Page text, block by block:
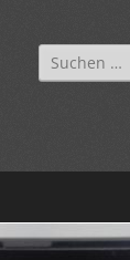
Suchen
nach: